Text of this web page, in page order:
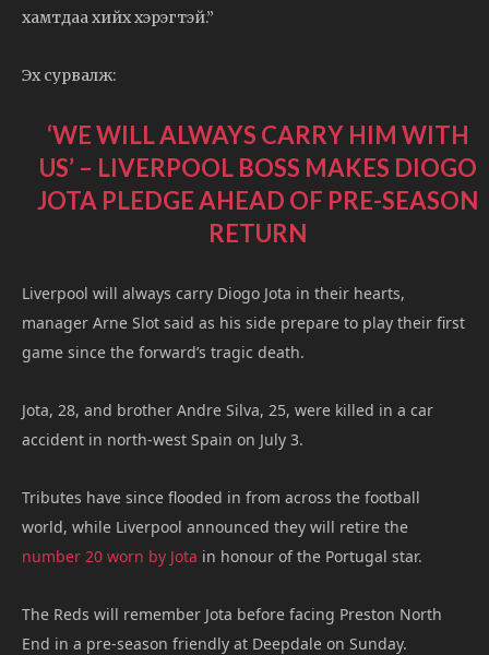
хамтдаа хийх хэрэгтэй.”
Эх сурвалж:
‘WE WILL ALWAYS CARRY HIM WITH
US’ – LIVERPOOL BOSS MAKES DIOGO
JOTA PLEDGE AHEAD OF PRE-SEASON
RETURN
Liverpool will always carry Diogo Jota in their hearts,
manager Arne Slot said as his side prepare to play their first
game since the forward’s tragic death.
Jota, 28, and brother Andre Silva, 25, were killed in a car
accident in north-west Spain on July 3.
Tributes have since flooded in from across the football
world, while Liverpool announced they will retire the
number 20 worn by Jota in honour of the Portugal star.
The Reds will remember Jota before facing Preston North
End in a pre-season friendly at Deepdale on Sunday.